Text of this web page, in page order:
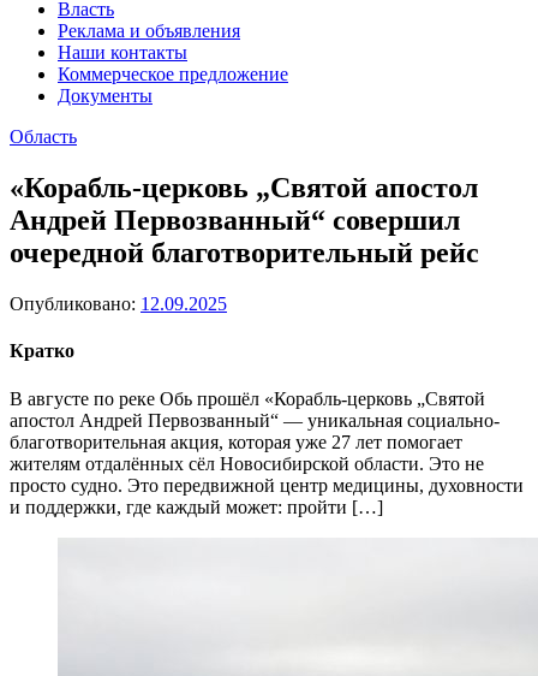
Власть
Реклама и объявления
Наши контакты
Коммерческое предложение
Документы
Область
«Корабль-церковь „Святой апостол
Андрей Первозванный“ совершил
очередной благотворительный рейс
Опубликовано: 12.09.2025
Кратко
В августе по реке Обь прошёл «Корабль-церковь „Святой
апостол Андрей Первозванный“ — уникальная социально-
благотворительная акция, которая уже 27 лет помогает
жителям отдалённых сёл Новосибирской области. Это не
просто судно. Это передвижной центр медицины, духовности
и поддержки, где каждый может: пройти […]